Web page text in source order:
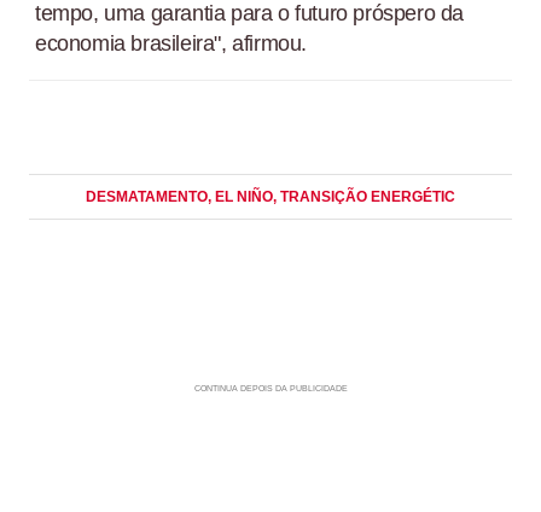
tempo, uma garantia para o futuro próspero da
economia brasileira", afirmou.
DESMATAMENTO, EL NIÑO, TRANSIÇÃO ENERGÉTIC